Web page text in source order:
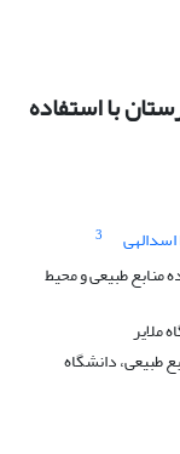
با استفاده
3
طبیعی و محیط
ملایر
طبیعی، دانشگاه